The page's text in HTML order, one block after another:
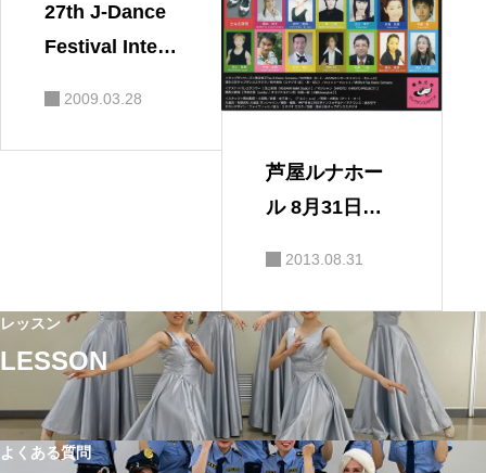
27th J-Dance
Festival Intern
2009.03.28
芦屋ルナホー
ル 8月31日
2013.08.31
レッスン
LESSON
よくある質問